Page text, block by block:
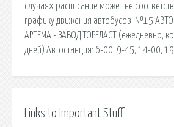
случаях расписание может не
графику движения автобусов. №15
АРТЕМА - ЗАВОД ТОРЕЛАСТ (ежедневно,
дней) Автостанция: 6-00, 9-45, 14-00,
Links to Important Stuff